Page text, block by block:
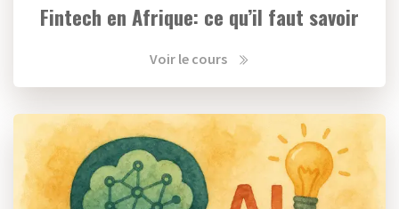
Fintech en Afrique: ce qu’il faut savoir
Voir le cours